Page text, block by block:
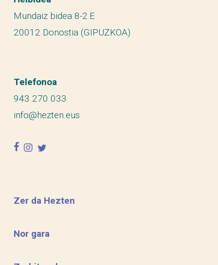
Mundaiz bidea 8-2.E
20012 Donostia (GIPUZKOA)
Telefonoa
943 270 033
info@hezten.eus
facebook
instagram
twitter
Zer da Hezten
Nor gara